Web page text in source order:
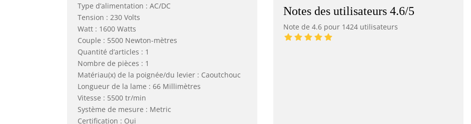
Type d’alimentation : AC/DC
Tension : 230 Volts
Watt : 1600 Watts
Couple : 5500 Newton-mètres
Quantité d’articles : 1
Nombre de pièces : 1
Matériau(x) de la poignée/du levier : Caoutchouc
Longueur de la lame : 66 Millimètres
Vitesse : 5500 tr/min
Système de mesure : Metric
Certification : Oui
Notes des utilisateurs 4.6/5
Note de 4.6 pour 1424 utilisateurs